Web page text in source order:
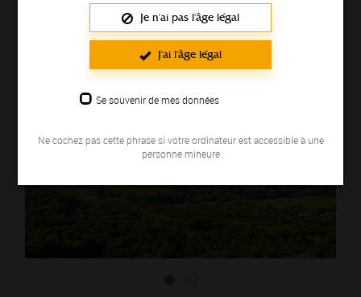
Je n'ai pas l'âge légal
J'ai l'âge légal
Se souvenir de mes données
Ne cochez pas cette phrase si votre ordinateur est accessible à une
personne mineure